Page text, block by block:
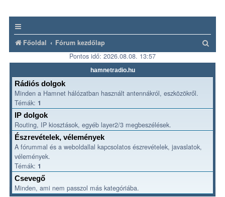
Főoldal Fórum kezdőlap
é
Pontos idő: 2026.08.08. 13:57
hamnetradio.hu
Rádiós dolgok
Minden a Hamnet hálózatban használt antennákról, eszközökről.
Témák: 1
IP dolgok
Routing, IP kiosztások, egyéb layer2/3 megbeszélések.
Észrevételek, vélemények
A fórummal és a weboldallal kapcsolatos észrevételek, javaslatok,
vélemények.
Témák:1
Csevegő
Minden, ami nem passzol más kategóriába.